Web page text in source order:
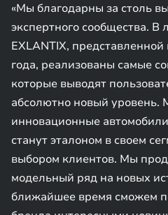
«Мы благодарны за столь
экспертного сообщества. В
EXLANTIX, представленной
года, реализованы самые
которые выводят
абсолютно новый уровень.
инновационные
станут эталоном в своем
выбором клиентов. Мы
модельный ряд на новых
ближайшее время сможем